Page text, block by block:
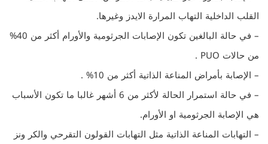
القلب الداخلية التهاب المرارة الايدز وغيرها.
– في حالة البالغين تكون الإصابات الجرثومية والأورام أكثر من 40%
من حالات PUO .
– الإصابة بأمراض المناعة الذاتية أكثر من 10% .
– في حالة استمرار الحالة لأكثر من 6 أشهر غالبا ما تكون الأسباب
هي الإصابة الجرثومية او الأورام.
– التهابات المناعة الذاتية مثل التهابات القولون التقرحي والكر ونز